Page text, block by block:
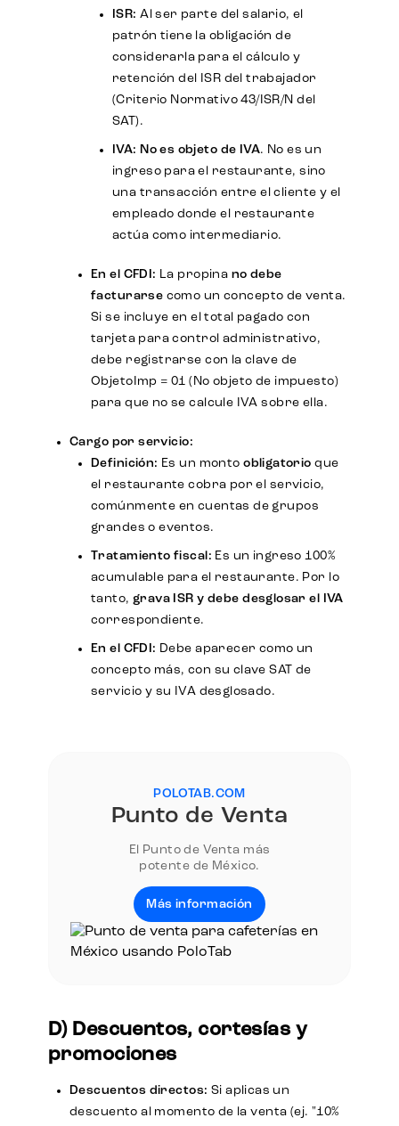
ISR: Al ser parte del salario, el
patrón tiene la obligación de
considerarla para el cálculo y
retención del ISR del trabajador
(Criterio Normativo 43/ISR/N del
SAT).
IVA: No es objeto de IVA. No es un
ingreso para el restaurante, sino
una transacción entre el cliente y el
empleado donde el restaurante
actúa como intermediario.
En el CFDI: La propina no debe
facturarse como un concepto de venta.
Si se incluye en el total pagado con
tarjeta para control administrativo,
debe registrarse con la clave de
ObjetoImp = 01 (No objeto de impuesto)
para que no se calcule IVA sobre ella.
Cargo por servicio:
Definición: Es un montoobligatorio que
el restaurante cobra por el servicio,
comúnmente en cuentas de grupos
grandes o eventos.
Tratamiento fiscal: Es un ingreso 100%
acumulable para el restaurante. Por lo
tanto, grava ISR y debe desglosar el IVA
correspondiente.
En el CFDI: Debe aparecer como un
concepto más, con su clave SAT de
servicio y su IVA desglosado.
POLOTAB.COM
Punto de Venta
El Punto de Venta más
potente de México.
Más información
D) Descuentos, cortesías y
promociones
Descuentos directos: Si aplicas un
descuento al momento de la venta (ej. "10%